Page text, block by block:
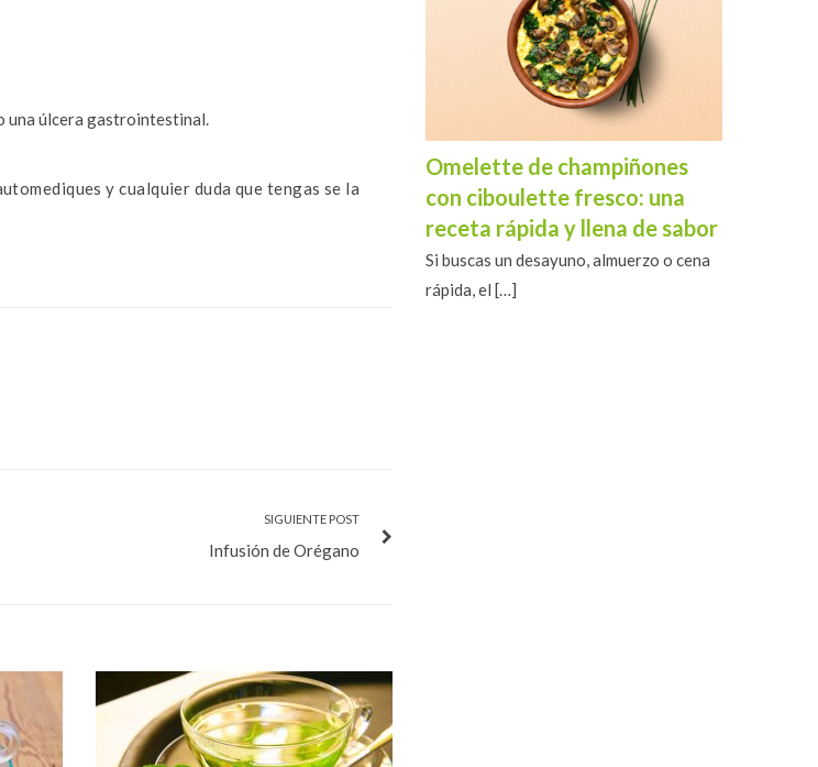
una úlcera gastrointestinal.
y cualquier duda que tengas se la
SIGUIENTE POST
Infusión de Orégano
Omelette de champiñones
con ciboulette fresco: una
receta rápida y llena de sabor
Si buscas un desayuno, almuerzo o cena
rápida, el […]